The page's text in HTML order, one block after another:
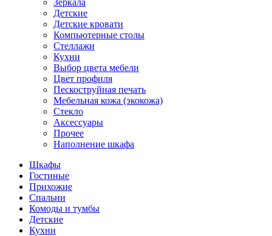
Зеркала
Детские
Детские кровати
Компьютерные столы
Стеллажи
Кухни
Выбор цвета мебели
Цвет профиля
Пескоструйная печать
Мебельная кожа (экокожа)
Стекло
Аксессуары
Прочее
Наполнение шкафа
Шкафы
Гостиные
Прихожие
Спальни
Комоды и тумбы
Детские
Кухни